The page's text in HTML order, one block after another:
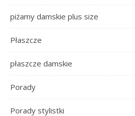
piżamy damskie plus size
Płaszcze
płaszcze damskie
Porady
Porady stylistki